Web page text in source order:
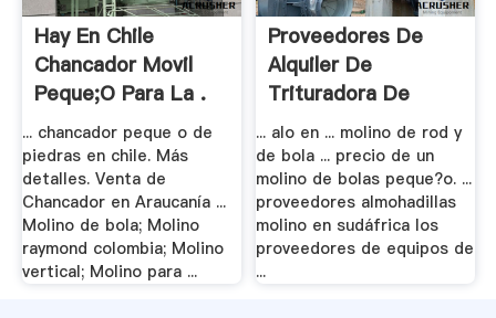
Hay En Chile
Chancador Movil
Peque;o Para La .
... chancador peque o de
piedras en chile. Más
detalles. Venta de
Chancador en Araucanía ...
Molino de bola; Molino
raymond colombia; Molino
vertical; Molino para ...
Proveedores De
Alquiler De
Trituradora De
Molino .
... alo en ... molino de rod y
de bola ... precio de un
molino de bolas peque?o. ...
proveedores almohadillas
molino en sudáfrica los
proveedores de equipos de
...